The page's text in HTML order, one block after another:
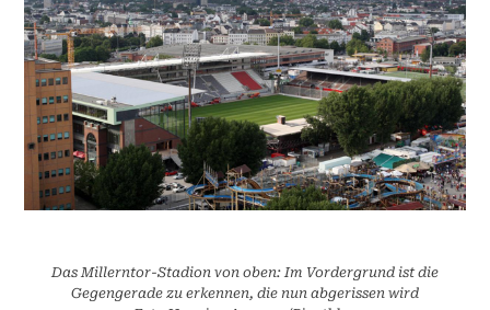
Das Millerntor-Stadion von oben: Im Vordergrund ist die
Gegengerade zu erkennen, die nun abgerissen wird